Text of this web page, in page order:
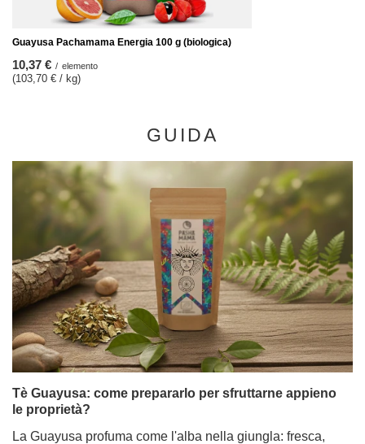
Guayusa Pachamama Energia 100 g (biologica)
10,37 € / elemento
(103,70 € / kg)
GUIDA
Tè Guayusa: come prepararlo per sfruttarne appieno
le proprietà?
La Guayusa profuma come l'alba nella giungla: fresca,